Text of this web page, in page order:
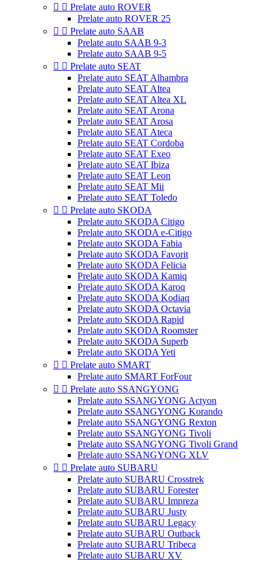
  Prelate auto ROVER
Prelate auto ROVER 25
  Prelate auto SAAB
Prelate auto SAAB 9-3
Prelate auto SAAB 9-5
  Prelate auto SEAT
Prelate auto SEAT Alhambra
Prelate auto SEAT Altea
Prelate auto SEAT Altea XL
Prelate auto SEAT Arona
Prelate auto SEAT Arosa
Prelate auto SEAT Ateca
Prelate auto SEAT Cordoba
Prelate auto SEAT Exeo
Prelate auto SEAT Ibiza
Prelate auto SEAT Leon
Prelate auto SEAT Mii
Prelate auto SEAT Toledo
  Prelate auto SKODA
Prelate auto SKODA Citigo
Prelate auto SKODA e-Citigo
Prelate auto SKODA Fabia
Prelate auto SKODA Favorit
Prelate auto SKODA Felicia
Prelate auto SKODA Kamiq
Prelate auto SKODA Karoq
Prelate auto SKODA Kodiaq
Prelate auto SKODA Octavia
Prelate auto SKODA Rapid
Prelate auto SKODA Roomster
Prelate auto SKODA Superb
Prelate auto SKODA Yeti
  Prelate auto SMART
Prelate auto SMART ForFour
  Prelate auto SSANGYONG
Prelate auto SSANGYONG Actyon
Prelate auto SSANGYONG Korando
Prelate auto SSANGYONG Rexton
Prelate auto SSANGYONG Tivoli
Prelate auto SSANGYONG Tivoli Grand
Prelate auto SSANGYONG XLV
  Prelate auto SUBARU
Prelate auto SUBARU Crosstrek
Prelate auto SUBARU Forester
Prelate auto SUBARU Impreza
Prelate auto SUBARU Justy
Prelate auto SUBARU Legacy
Prelate auto SUBARU Outback
Prelate auto SUBARU Tribeca
Prelate auto SUBARU XV